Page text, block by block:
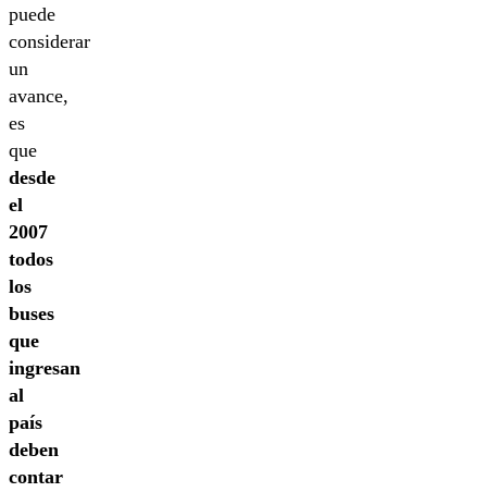
puede
considerar
un
avance,
es
que
desde
el
2007
todos
los
buses
que
ingresan
al
país
deben
contar